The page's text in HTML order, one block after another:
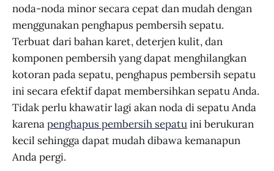
noda-noda minor secara cepat dan mudah dengan
menggunakan penghapus pembersih sepatu.
Terbuat dari bahan karet, deterjen kulit, dan
komponen pembersih yang dapat menghilangkan
kotoran pada sepatu, penghapus pembersih sepatu
ini secara efektif dapat membersihkan sepatu Anda.
Tidak perlu khawatir lagi akan noda di sepatu Anda
karenapenghapus pembersih sepatuini berukuran
kecil sehingga dapat mudah dibawa kemanapun
Anda pergi.